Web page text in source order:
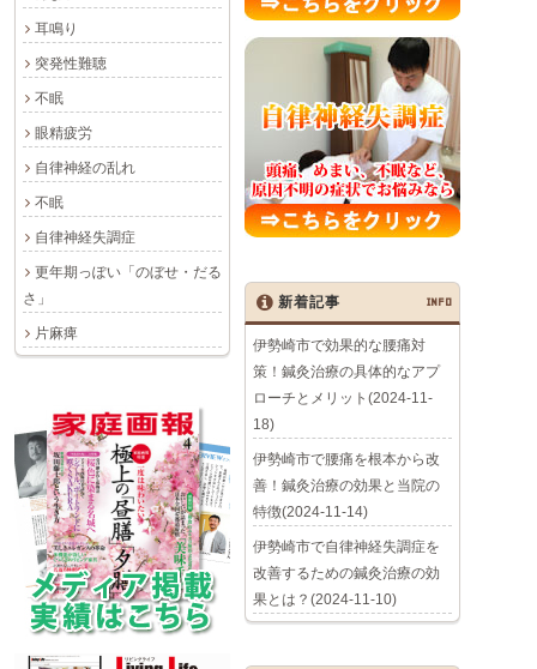
耳鳴り
突発性難聴
不眠
眼精疲労
自律神経の乱れ
不眠
自律神経失調症
更年期っぽい「のぼせ・だる
さ」
片麻痺
新着記事 INFO
伊勢崎市で効果的な腰痛対
策！鍼灸治療の具体的なアプ
ローチとメリット(2024-11-
18)
伊勢崎市で腰痛を根本から改
善！鍼灸治療の効果と当院の
特徴(2024-11-14)
伊勢崎市で自律神経失調症を
改善するための鍼灸治療の効
果とは？(2024-11-10)